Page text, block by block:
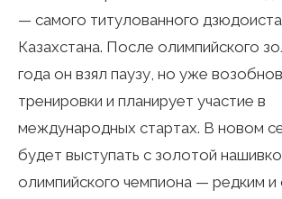
— самого титулованного
Казахстана. После олимпийского
года он взял паузу, но уже
тренировки и планирует участие в
международных стартах. В новом
будет выступать с золотой
олимпийского чемпиона — редким и